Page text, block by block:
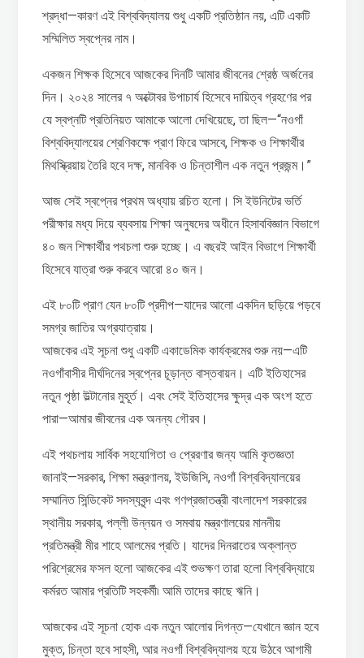
শ্রদ্ধা—কারণ এই বিশ্ববিদ্যালয় শুধু একটি প্রতিষ্ঠান নয়, এটি একটি
সম্মিলিত স্বপ্নের নাম।
একজন শিক্ষক হিসেবে আজকের দিনটি আমার জীবনের শ্রেষ্ঠ অর্জনের
দিন। ২০২৪ সালের ৭ অক্টোবর উপাচার্য হিসেবে দায়িত্ব গ্রহণের পর
যে স্বপ্নটি প্রতিনিয়ত আমাকে আলো দেখিয়েছে, তা ছিল—“নওগাঁ
বিশ্ববিদ্যালয়ের শ্রেণিকক্ষে প্রাণ ফিরে আসবে, শিক্ষক ও শিক্ষার্থীর
মিথস্ক্রিয়ায় তৈরি হবে দক্ষ, মানবিক ও চিন্তাশীল এক নতুন প্রজন্ম।”
আজ সেই স্বপ্নের প্রথম অধ্যায় রচিত হলো। সি ইউনিটের ভর্তি
পরীক্ষার মধ্য দিয়ে ব্যবসায় শিক্ষা অনুষদের অধীনে হিসাববিজ্ঞান বিভাগে
৪০ জন শিক্ষার্থীর পথচলা শুরু হচ্ছে। এ বছরই আইন বিভাগে শিক্ষার্থী
হিসেবে যাত্রা শুরু করবে আরো ৪০ জন।
এই ৮০টি প্রাণ যেন ৮০টি প্রদীপ—যাদের আলো একদিন ছড়িয়ে পড়বে
সমগ্র জাতির অগ্রযাত্রায়।
আজকের এই সূচনা শুধু একটি একাডেমিক কার্যক্রমের শুরু নয়—এটি
নওগাঁবাসীর দীর্ঘদিনের স্বপ্নের চূড়ান্ত বাস্তবায়ন। এটি ইতিহাসের
নতুন পৃষ্ঠা উল্টানোর মুহূর্ত। এবং সেই ইতিহাসের ক্ষুদ্র এক অংশ হতে
পারা—আমার জীবনের এক অনন্য গৌরব।
এই পথচলায় সার্বিক সহযোগিতা ও প্রেরণার জন্য আমি কৃতজ্ঞতা
জানাই—সরকার, শিক্ষা মন্ত্রণালয়, ইউজিসি, নওগাঁ বিশ্ববিদ্যালয়ের
সম্মানিত সিন্ডিকেট সদস্যবৃন্দ এবং গণপ্রজাতন্ত্রী বাংলাদেশ সরকারের
স্থানীয় সরকার, পল্লী উন্নয়ন ও সমবায় মন্ত্রণালয়ের মাননীয়
প্রতিমন্ত্রী মীর শাহে আলমের প্রতি। যাদের দিনরাতের অক্লান্ত
পরিশ্রেমের ফসল হলো আজকের এই শুভক্ষণ তারা হলো বিশ্ববিদ্যায়ে
কর্মরত আমার প্রতিটি সহকর্মী৷ আমি তাদের কাছে ঋনি।
আজকের এই সূচনা হোক এক নতুন আলোর দিগন্ত—যেখানে জ্ঞান হবে
মুক্ত, চিন্তা হবে সাহসী, আর নওগাঁ বিশ্ববিদ্যালয় হয়ে উঠবে আগামী